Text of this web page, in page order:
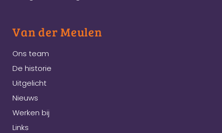
Van der Meulen
Ons team
De historie
Uitgelicht
Nieuws
Werken bij
Links